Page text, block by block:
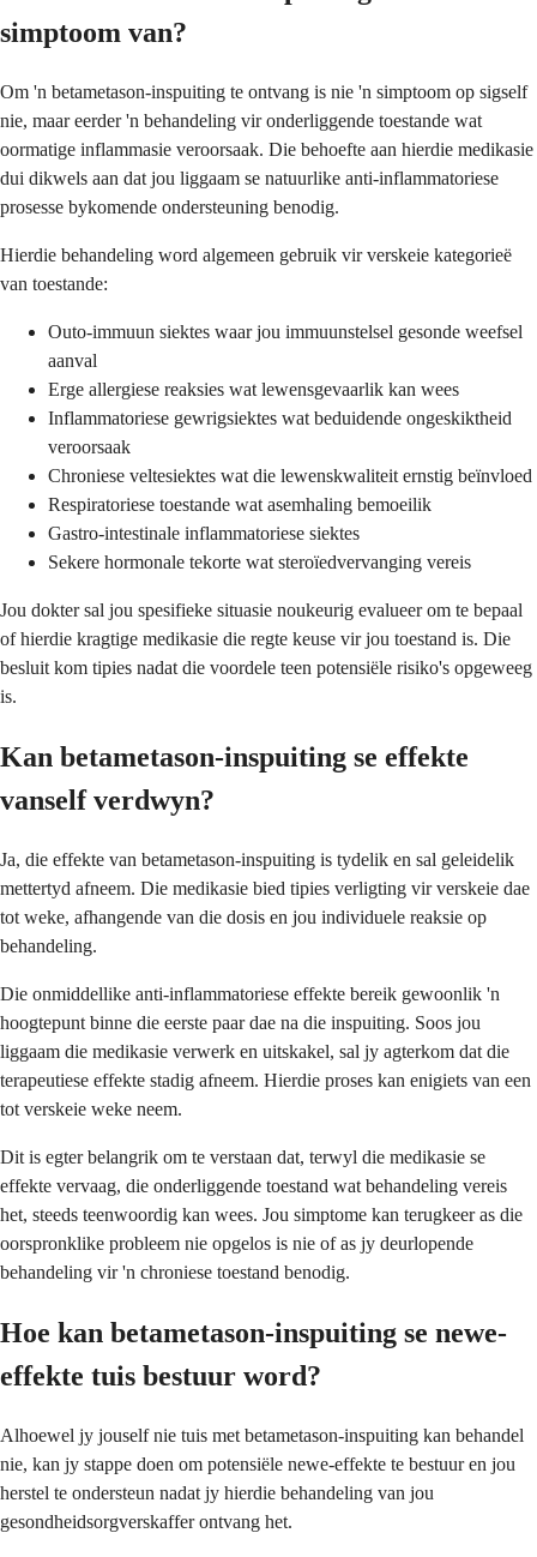
simptoom van?
Om 'n betametason-inspuiting te ontvang is nie 'n simptoom op sigself
nie, maar eerder 'n behandeling vir onderliggende toestande wat
oormatige inflammasie veroorsaak. Die behoefte aan hierdie medikasie
dui dikwels aan dat jou liggaam se natuurlike anti-inflammatoriese
prosesse bykomende ondersteuning benodig.
Hierdie behandeling word algemeen gebruik vir verskeie kategorieë
van toestande:
Outo-immuun siektes waar jou immuunstelsel gesonde weefsel
aanval
Erge allergiese reaksies wat lewensgevaarlik kan wees
Inflammatoriese gewrigsiektes wat beduidende ongeskiktheid
veroorsaak
Chroniese veltesiektes wat die lewenskwaliteit ernstig beïnvloed
Respiratoriese toestande wat asemhaling bemoeilik
Gastro-intestinale inflammatoriese siektes
Sekere hormonale tekorte wat steroïedvervanging vereis
Jou dokter sal jou spesifieke situasie noukeurig evalueer om te bepaal
of hierdie kragtige medikasie die regte keuse vir jou toestand is. Die
besluit kom tipies nadat die voordele teen potensiële risiko's opgeweeg
is.
Kan betametason-inspuiting se effekte
vanself verdwyn?
Ja, die effekte van betametason-inspuiting is tydelik en sal geleidelik
mettertyd afneem. Die medikasie bied tipies verligting vir verskeie dae
tot weke, afhangende van die dosis en jou individuele reaksie op
behandeling.
Die onmiddellike anti-inflammatoriese effekte bereik gewoonlik 'n
hoogtepunt binne die eerste paar dae na die inspuiting. Soos jou
liggaam die medikasie verwerk en uitskakel, sal jy agterkom dat die
terapeutiese effekte stadig afneem. Hierdie proses kan enigiets van een
tot verskeie weke neem.
Dit is egter belangrik om te verstaan dat, terwyl die medikasie se
effekte vervaag, die onderliggende toestand wat behandeling vereis
het, steeds teenwoordig kan wees. Jou simptome kan terugkeer as die
oorspronklike probleem nie opgelos is nie of as jy deurlopende
behandeling vir 'n chroniese toestand benodig.
Hoe kan betametason-inspuiting se newe-
effekte tuis bestuur word?
Alhoewel jy jouself nie tuis met betametason-inspuiting kan behandel
nie, kan jy stappe doen om potensiële newe-effekte te bestuur en jou
herstel te ondersteun nadat jy hierdie behandeling van jou
gesondheidsorgverskaffer ontvang het.